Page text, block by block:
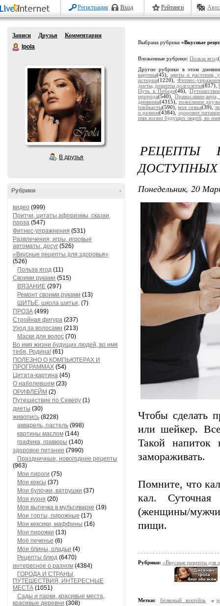
Регистрация Вход Рейтинги
Записи Друзья
Комментарии
Ipola
В друзья
-
Рубрики
видео (999)
Притчи, цитаты,афоризмы, сказки,
проза (547)
Фитнес-упражнения (531)
Развлечения, игры, игровые
автоматы, досуг (526)
«Вкусные рецепты для здоровья»
(526)
Польза ягод (11)
Своими руками (515)
ВЯЗАНИЕ (297)
Ремонт своими руками (13)
ШИТЬЁ, школа шитья, (7)
ПРОЗА (499)
Стройная фигура (237)
Уход за волосами (213)
Маски для волос (70)
Во имя жизни будущих людей, во имя
тебя, Родина! (61)
ПОЛЕЗНО О КОМПЬЮТЕРАХ И
ПРОГРАММАХ (54)
Цитата-картина (45)
О наболевшем (23)
ОРИФЛЕЙМ (2)
Путешествие по Северу (1)
диеты (30)
живопись (8228)
акварель, пастель (998)
картины маслом (144)
графика, гравюры (140)
здоровое питание (7990)
Праздничные, новогодние рецепты
(963)
Мои пироги (75)
Мои кексы (37)
Мои булочки, ватрушки (37)
Моя кухня (20)
Моя выпечка в мультиварке (19)
Мои торты, пирожные (17)
Мои кексики, маффины (16)
Мои пирожки (13)
Моё печенье (6)
Мои блины, оладьи (4)
Рецепты блюд (6470)
интересное о разном (4384)
ГОРОДА И СТРАНЫ,
ПУТЕШЕСТВИЯ, ИНТЕРЕСНЫЕ
МЕСТА (1051)
Сады и парки, красивые места,
красивые деревни (308)
Выбрана рубрика «Вкусные
Вложенные рубрики: Польза ягод
Другие рубрики в этом
картина(45),цветы и растения,
истории(1220), Фитнес-
диеты, рецепты долголетия(817),
Путь к Победе(46),
природа(540),
дневника(4315), пожелание
плейкасты(590),моя семья(39),
о разном(4384), здоровое
имя жизни будущих людей, во
РЕЦЕПТЫ
ДОСТУПНЫХ
Понедельник, 20
Чтобы сделать
или шейкер.
Такой напиток
замораживать.
Помните, что
кал. Суточная
(женщины/
пищи.
Рубрики: «Вкусные рецепты для
Метки: белковый коктейль